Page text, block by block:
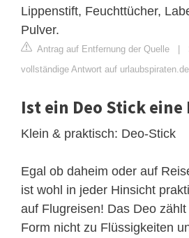
Lippenstift, Feuchttücher,
Pulver.
Antrag auf Entfernung der Quelle |
vollständige Antwort auf
Ist ein Deo Stick eine
Klein & praktisch: Deo-Stick
Egal ob daheim oder auf
ist wohl in jeder Hinsicht
auf Flugreisen! Das Deo
Form nicht zu Flüssigkeiten